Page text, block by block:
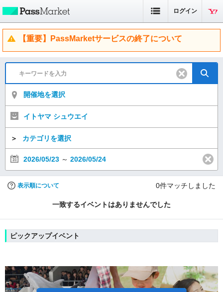
ログイン
【重要】PassMarketサービスの終了について
開催地を選択
イトヤマ シュウエイ
＞ カテゴリを選択
2026/05/23 ～ 2026/05/24
表示順について 0件マッチしました
一致するイベントはありませんでした
ピックアップイベント